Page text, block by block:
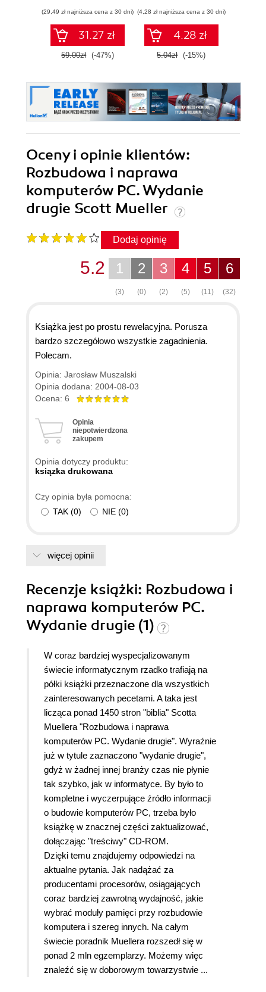
(29,49 zł najniższa cena z 30 dni)
31.27 zł
59.00zł (-47%)
(4,28 zł najniższa cena z 30 dni)
4.28 zł
5.04zł (-15%)
Oceny i opinie klientów:
Rozbudowa i naprawa
komputerów PC. Wydanie
drugie Scott Mueller
Dodaj opinię
6
(32)
5
(11)
4
(5)
3
(2)
2
(0)
1
(3)
5.2
Książka jest po prostu rewelacyjna. Porusza
bardzo szczegółowo wszystkie zagadnienia.
Polecam.
Opinia: Jarosław Muszalski
Opinia dodana: 2004-08-03
Ocena: 6
Opinia
niepotwierdzona
zakupem
Opinia dotyczy produktu:
ksiązka drukowana
Czy opinia była pomocna:
TAK (0) NIE (0)
więcej opinii
Recenzje książki: Rozbudowa i
naprawa komputerów PC.
Wydanie drugie (1)
W coraz bardziej wyspecjalizowanym
świecie informatycznym rzadko trafiają na
półki książki przeznaczone dla wszystkich
zainteresowanych pecetami. A taka jest
licząca ponad 1450 stron "biblia" Scotta
Muellera "Rozbudowa i naprawa
komputerów PC. Wydanie drugie". Wyraźnie
już w tytule zaznaczono "wydanie drugie",
gdyż w żadnej innej branży czas nie płynie
tak szybko, jak w informatyce. By było to
kompletne i wyczerpujące źródło informacji
o budowie komputerów PC, trzeba było
książkę w znacznej części zaktualizować,
dołączając "treściwy" CD-ROM.
Dzięki temu znajdujemy odpowiedzi na
aktualne pytania. Jak nadążać za
producentami procesorów, osiągających
coraz bardziej zawrotną wydajność, jakie
wybrać moduły pamięci przy rozbudowie
komputera i szereg innych. Na całym
świecie poradnik Muellera rozszedł się w
ponad 2 mln egzemplarzy. Możemy więc
znaleźć się w doborowym towarzystwie ...